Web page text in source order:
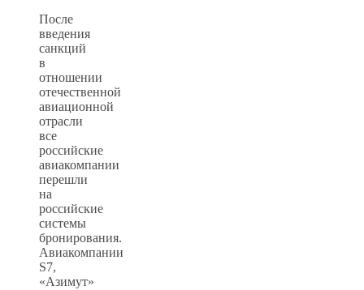
После
введения
санкций
в
отношении
отечественной
авиационной
отрасли
все
российские
авиакомпании
перешли
на
российские
системы
бронирования.
Авиакомпании
S7,
«Азимут»